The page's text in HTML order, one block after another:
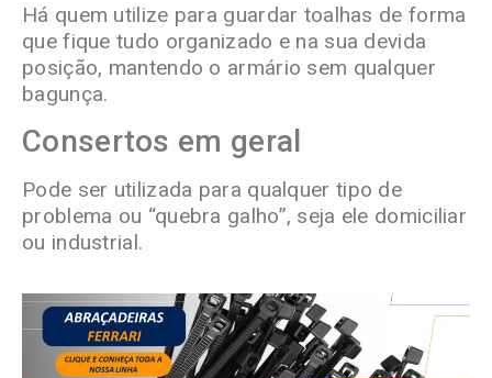
Há quem utilize para guardar toalhas de forma
que fique tudo organizado e na sua devida
posição, mantendo o armário sem qualquer
bagunça.
Consertos em geral
Pode ser utilizada para qualquer tipo de
problema ou “quebra galho”, seja ele domiciliar
ou industrial.